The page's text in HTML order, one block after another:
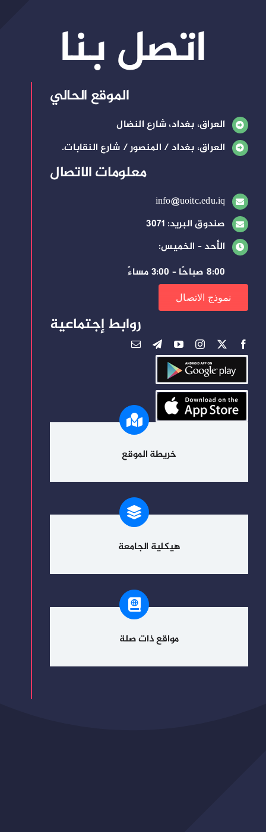
اتصل بنا
الموقع الحالي
العراق، بغداد، شارع النضال
العراق، بغداد / المنصور / شارع النقابات.
معلومات الاتصال
info@uoitc.edu.iq
صندوق البريد: 3071
الأحد – الخميس:
8:00 صباحًا – 3:00 مساءً
نموذج الاتصال
روابط إجتماعية
خريطة الموقع
هيكلية الجامعة
مواقع ذات صلة